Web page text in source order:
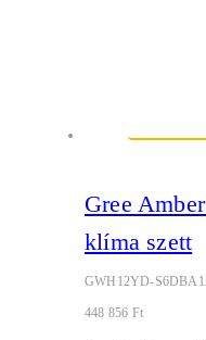
Gree
klíma szett
GWH12YD-
448 856 Ft